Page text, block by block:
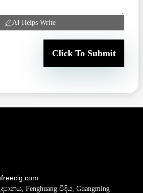
AI Helps Write
Click To Submit
Fenghuang වීදිය, Guangming